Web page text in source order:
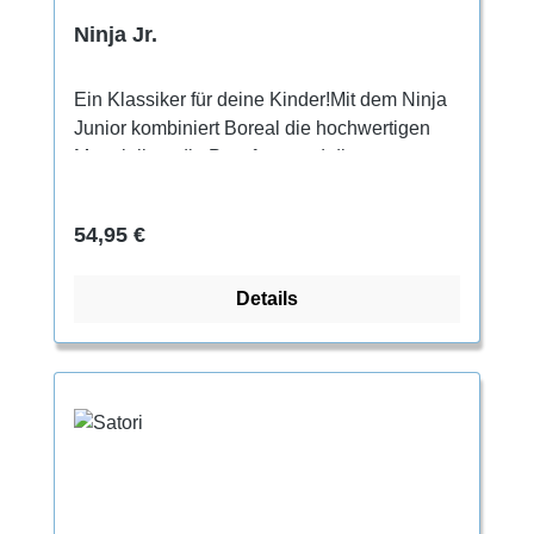
Ninja Jr.
Ein Klassiker für deine Kinder!Mit dem Ninja
Junior kombiniert Boreal die hochwertigen
Materialien, die Passform und die
einem freundlichen, leicht zu bedienenden
Regulärer Preis:
54,95 €
Details